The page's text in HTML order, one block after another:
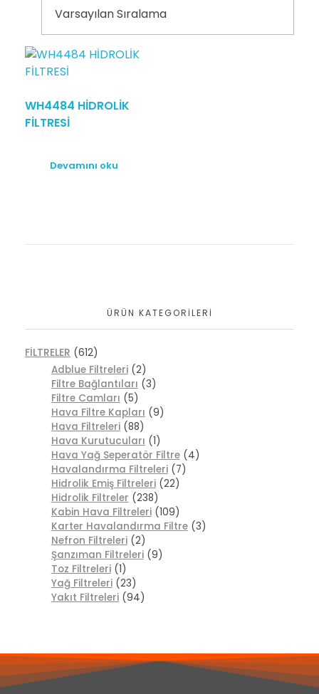
WH4484 HİDROLİK
FİLTRESİ
Devamını oku
ÜRÜN KATEGORILERI
FİLTRELER (612)
Adblue Filtreleri (2)
Filtre Bağlantıları (3)
Filtre Camları (5)
Hava Filtre Kapları (9)
Hava Filtreleri (88)
Hava Kurutucuları (1)
Hava Yağ Seperatör Filtre (4)
Havalandırma Filtreleri (7)
Hidrolik Emiş Filtreleri (22)
Hidrolik Filtreler (238)
Kabin Hava Filtreleri (109)
Karter Havalandırma Filtre (3)
Nefron Filtreleri (2)
Şanzıman Filtreleri (9)
Toz Filtreleri (1)
Yağ Filtreleri (23)
Yakıt Filtreleri (94)